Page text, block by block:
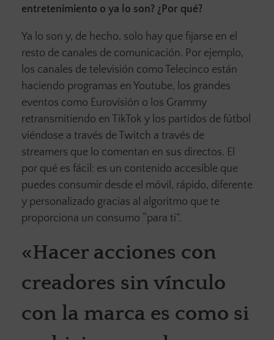
entretenimiento o ya lo son? ¿Por qué?
Ya lo son y, de hecho, solo hay que fijarse en el
resto de canales de comunicación. Por ejemplo,
los canales de televisión como Telecinco están
haciendo programas en Youtube, los grandes
eventos como Eurovisión o los Grammy
retransmitiendo en TikTok y los partidos de fútbol
viéndose a través de Twitch a través de
streamers que lo comentan en sus directos. El
por qué es fácil: es un contenido accesible que
puedes consumir desde el móvil, rápido, diferente
y personalizado gracias al algoritmo que te
proporciona un consumo “para ti”.
«Hacer acciones con
creadores sin vínculo
con la marca es como si